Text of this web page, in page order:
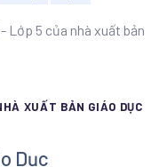
Lớp 5 của nhà xuất bản
XUẤT BẢN GIÁO DỤC
Dục